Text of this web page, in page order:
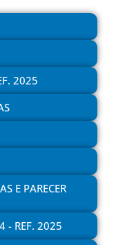
2025
E PARECER
- REF. 2025